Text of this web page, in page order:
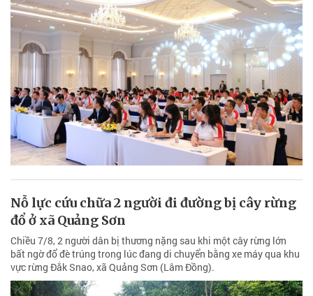
Nỗ lực cứu chữa 2 người đi đường bị cây rừng
đổ ở xã Quảng Sơn
Chiều 7/8, 2 người dân bị thương nặng sau khi một cây rừng lớn
bất ngờ đổ đè trúng trong lúc đang di chuyển bằng xe máy qua khu
vực rừng Đắk Snao, xã Quảng Sơn (Lâm Đồng).